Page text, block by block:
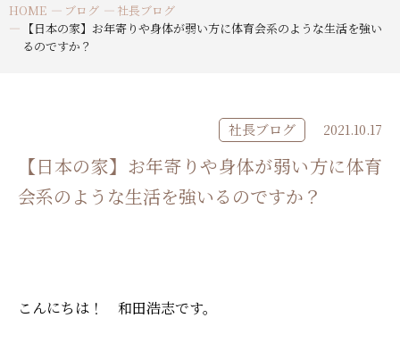
HOME ブログ
社長ブログ
【日本の家】お年寄りや身体が弱い方に体育会系のような生活を強い
るのですか？
社長ブログ 2021.10.17
【日本の家】お年寄りや身体が弱い方に体育
会系のような生活を強いるのですか？
こんにちは！ 和田浩志です。